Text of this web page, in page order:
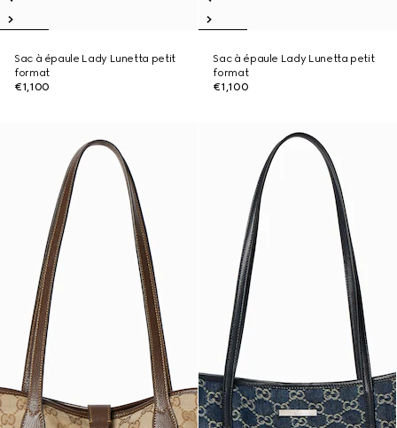
Sac à épaule Lady Lunetta petit
format
€1,100
Sac à épaule Lady Lunetta petit
format
€1,100